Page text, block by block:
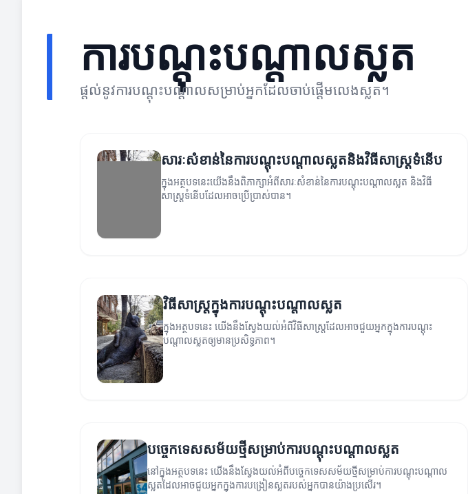
ការបណ្តុះបណ្តាលស្លត
ផ្តល់នូវការបណ្តុះបណ្តាលសម្រាប់អ្នកដែលចាប់ផ្តើមលេងស្លត។
សារៈសំខាន់នៃការបណ្តុះបណ្តាលស្លតនិងវិធីសាស្ត្រទំនើប
ក្នុងអត្ថបទនេះយើងនឹងពិភាក្សាអំពីសារៈសំខាន់នៃការបណ្តុះបណ្តាលស្លត និងវិធី
សាស្ត្រទំនើបដែលអាចប្រើប្រាស់បាន។
វិធីសាស្ត្រក្នុងការបណ្តុះបណ្តាលស្លត
ក្នុងអត្ថបទនេះ យើងនឹងស្វែងយល់អំពីវិធីសាស្ត្រដែលអាចជួយអ្នកក្នុងការបណ្តុះ
បណ្តាលស្លតឲ្យមានប្រសិទ្ធភាព។
បច្ចេកទេសសម័យថ្មីសម្រាប់ការបណ្តុះបណ្តាលស្លត
នៅក្នុងអត្ថបទនេះ យើងនឹងស្វែងយល់អំពីបច្ចេកទេសសម័យថ្មីសម្រាប់ការបណ្តុះបណ្តាល
ស្លតដែលអាចជួយអ្នកក្នុងការបង្រៀនស្លតរបស់អ្នកបានយ៉ាងប្រសើរ។